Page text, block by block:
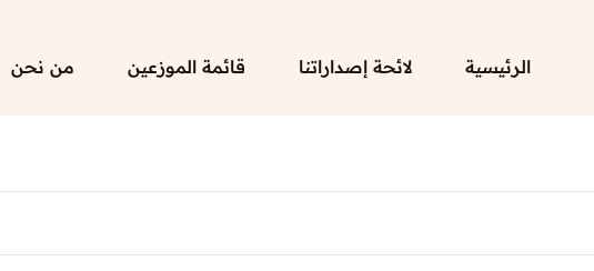
الرئيسية لائحة إصداراتنا قائمة الموزعين من نحن